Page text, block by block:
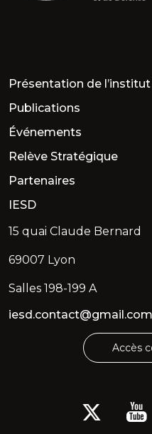
Présentation de l’institut
Publications
Événements
Relève Stratégique
Partenaires
IESD
15 quai Claude Bernard
69007 Lyon
Salles 198-199 A
iesd.contact@gmail.com
Accès